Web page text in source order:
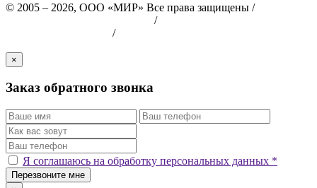
© 2005 – 2026, ООО «МИР» Все права защищены /
/
/
×
Заказ обратного звонка
Я соглашаюсь на обработку персональных данных *
Перезвоните мне